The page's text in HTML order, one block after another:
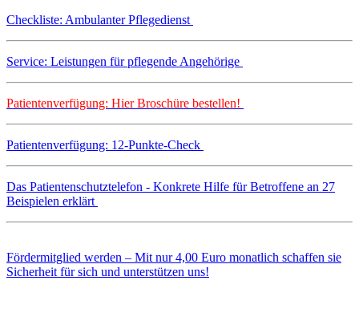
Checkliste: Ambulanter Pflegedienst
Service: Leistungen für pflegende Angehörige
Patientenverfügung: Hier Broschüre bestellen!
Patientenverfügung: 12-Punkte-Check
Das Patientenschutztelefon - Konkrete Hilfe für Betroffene an 27
Beispielen erklärt
Fördermitglied werden – Mit nur 4,00 Euro monatlich schaffen sie
Sicherheit für sich und unterstützen uns!